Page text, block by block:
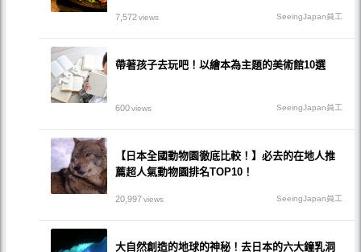
7,572views SeeingJapan員工
帶著孩子去玩吧！以繪本為主題的美術館10選
600views SeeingJapan員工
【日本全國動物園徹底比較！】必去的在地人推
薦超人氣動物園排名TOP10！
20,997views SeeingJapan員工
大自然創造的地球的神秘！去日本的六大鐘乳洞